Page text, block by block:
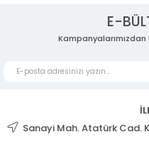
E-
Sanayi Mah. Atatürk Cad.